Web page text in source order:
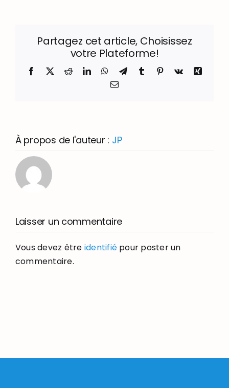
Partagez cet article, Choisissez
votre Plateforme!
Facebook
X RedditLinkedInWhatsApp
TelegramTumblr Pinterest
Vk
Xing
Email
À propos de l'auteur : JP
Laisser un commentaire
Vous devez être identifié pour poster un
commentaire.